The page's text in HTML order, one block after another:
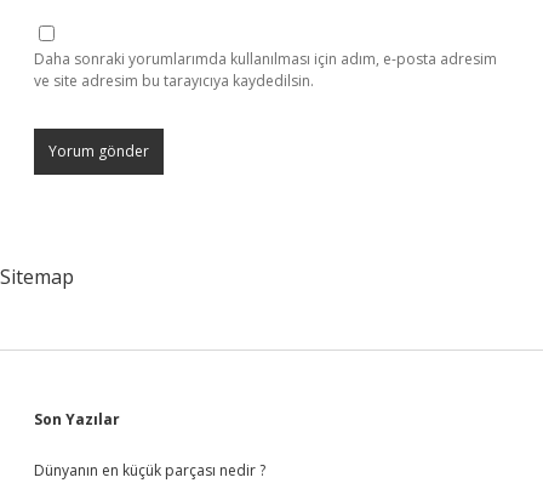
Daha sonraki yorumlarımda kullanılması için adım, e-posta adresim
ve site adresim bu tarayıcıya kaydedilsin.
Sitemap
Sidebar
Son Yazılar
Dünyanın en küçük parçası nedir ?